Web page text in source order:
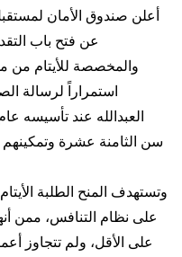
عن فتح باب
والمخصصة للأيتام من
استمراراً لرسالة
سن الثامنة عشرة
وتستهدف المنح الطلبة
على نظام التنافس، ممن